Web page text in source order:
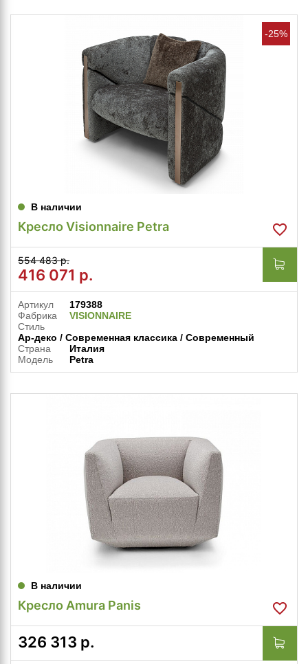
-25%
В наличии
Кресло Visionnaire Petra
554 483 р.
416 071 р.
Артикул
179388
Фабрика
VISIONNAIRE
Стиль
Ар-деко / Современная классика / Современный
Страна
Италия
Модель
Petra
В наличии
Кресло Amura Panis
326 313 р.